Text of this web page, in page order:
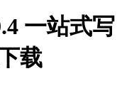
一站式写
载